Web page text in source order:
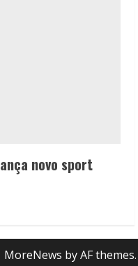
novo sport
MoreNews by AF themes.